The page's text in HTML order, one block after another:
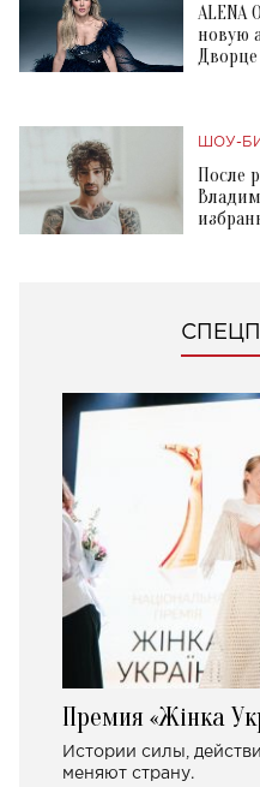
ALENA
новую
ШОУ-
После
Премия «Жінка
Истории силы,
меняют страну.